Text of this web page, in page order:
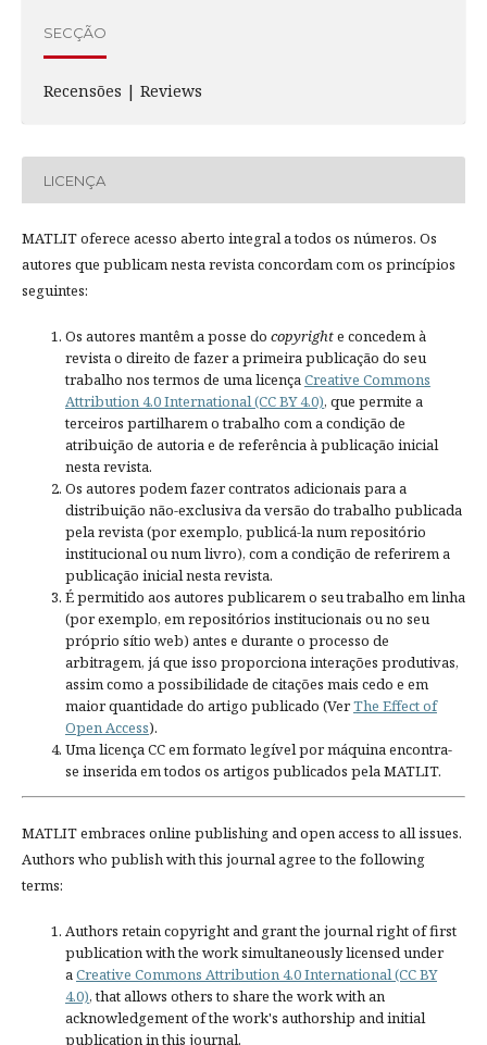
SECÇÃO
Recensões | Reviews
LICENÇA
MATLIT oferece acesso aberto integral a todos os números. Os
autores que publicam nesta revista concordam com os princípios
seguintes:
Os autores mantêm a posse do copyrighte concedem à
revista o direito de fazer a primeira publicação do seu
trabalho nos termos de uma licençaCreative Commons
Attribution 4.0 International (CC BY 4.0), que permite a
terceiros partilharem o trabalho com a condição de
atribuição de autoria e de referência à publicação inicial
nesta revista.
Os autores podem fazer contratos adicionais para a
distribuição não-exclusiva da versão do trabalho publicada
pela revista (por exemplo, publicá-la num repositório
institucional ou num livro), com a condição de referirem a
publicação inicial nesta revista.
É permitido aos autores publicarem o seu trabalho em linha
(por exemplo, em repositórios institucionais ou no seu
próprio sítio web) antes e durante o processo de
arbitragem, já que isso proporciona interações produtivas,
assim como a possibilidade de citações mais cedo e em
maior quantidade do artigo publicado (VerThe Effect of
Open Access).
Uma licença CC em formato legível por máquina encontra-
se inserida em todos os artigos publicados pela MATLIT.
MATLIT embraces online publishing and open access to all issues.
Authors who publish with this journal agree to the following
terms:
Authors retain copyright and grant the journal right of first
publication with the work simultaneously licensed under
aCreative Commons Attribution 4.0 International (CC BY
4.0), that allows others to share the work with an
acknowledgement of the work's authorship and initial
publication in this journal.